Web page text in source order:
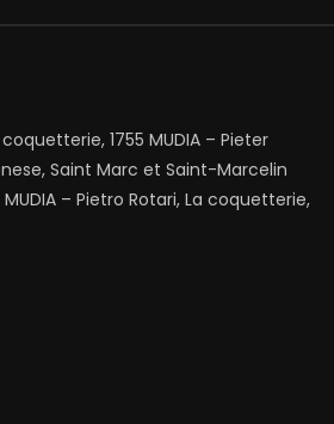
1755 MUDIA – Pieter
Saint Marc et Saint-Marcelin
– Pietro Rotari, La coquetterie,